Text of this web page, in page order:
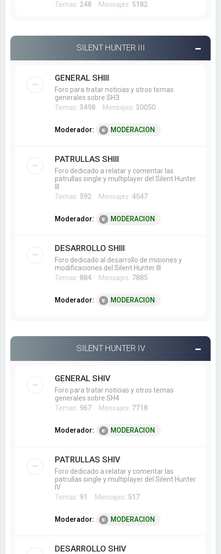
Temas: 248 Mensajes: 5182
SILENT HUNTER III
GENERAL SHIII
Foro para tratar noticias y otros temas
generales sobre SH3
Temas: 3498 Mensajes: 30050
Moderador: MODERACION
PATRULLAS SHIII
Foro dedicado a relatar y comentar las
patrullas single y multiplayer del Silent Hunter
Temas: 592Mensajes:4547
Moderador: MODERACION
DESARROLLO SHIII
Foro dedicado al desarrollo de misiones y
modificaciones del Silent Hunter III
Temas: 884 Mensajes: 7885
Moderador: MODERACION
SILENT HUNTER IV
GENERAL SHIV
Foro para tratar noticias y otros temas
generales sobre SH4
Temas: 967Mensajes: 7718
Moderador: MODERACION
PATRULLAS SHIV
Foro dedicado a relatar y comentar las
patrullas single y multiplayer del Silent Hunter
IV
Temas: 91 Mensajes: 517
Moderador: MODERACION
DESARROLLO SHIV